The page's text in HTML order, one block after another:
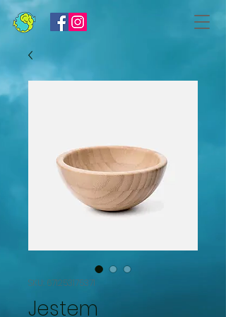
SKU: 671253175371
Jestem